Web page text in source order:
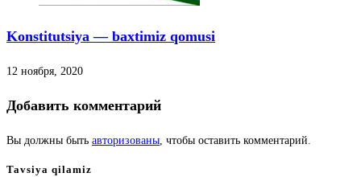
Konstitutsiya — baxtimiz qomusi
12 ноября, 2020
Добавить комментарий
Вы должны быть авторизованы, чтобы оставить комментарий.
Tavsiya qilamiz